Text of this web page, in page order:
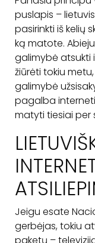
puslapis –
pasirinkti iš kelių
ką matote.
galimybė atsukti
žiūrėti tokiu
galimybė
pagalba
matyti tiesiai per
Jeigu esate
gerbėjas, tokiu